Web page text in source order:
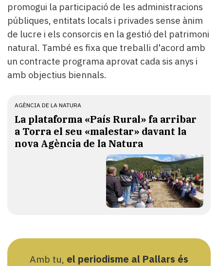
promogui la participació de les administracions
públiques, entitats locals i privades sense ànim
de lucre i els consorcis en la gestió del patrimoni
natural. També es fixa que treballi d'acord amb
un contracte programa aprovat cada sis anys i
amb objectius biennals.
AGÈNCIA DE LA NATURA
La plataforma «País Rural» fa arribar
a Torra el seu «malestar» davant la
nova Agència de la Natura
Amb tu, el periodisme al Pallars és